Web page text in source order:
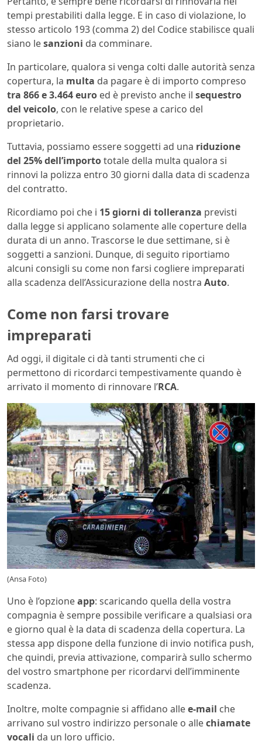
tempi prestabiliti dalla legge. E in caso di violazione, lo
stesso articolo 193 (comma 2) del Codice stabilisce quali
siano lesanzioni da comminare.
In particolare, qualora si venga colti dalle autorità senza
copertura, la multa da pagare è di importo compreso
tra 866 e 3.464 euro ed è previsto anche il sequestro
del veicolo, con le relative spese a carico del
proprietario.
Tuttavia, possiamo essere soggetti ad una riduzione
del 25% dell’importototale della multa qualora si
rinnovi la polizza entro 30 giorni dalla data di scadenza
del contratto.
Ricordiamo poi che i 15 giorni di tolleranza previsti
dalla legge si applicano solamente alle coperture della
durata di un anno. Trascorse le due settimane, si è
soggetti a sanzioni. Dunque, di seguito riportiamo
alcuni consigli su come non farsi cogliere impreparati
alla scadenza dell’Assicurazione della nostra Auto.
Come non farsi trovare
impreparati
Ad oggi, il digitale ci dà tanti strumenti che ci
permettono di ricordarci tempestivamente quando è
arrivato il momento di rinnovare l’RCA.
(Ansa Foto)
Uno è l’opzioneapp: scaricando quella della vostra
compagnia è sempre possibile verificare a qualsiasi ora
e giorno qual è la data di scadenza della copertura. La
stessa app dispone della funzione di invio notifica push,
che quindi, previa attivazione, comparirà sullo schermo
del vostro smartphone per ricordarvi dell’imminente
scadenza.
Inoltre, molte compagnie si affidano allee-mail che
arrivano sul vostro indirizzo personale o allechiamate
vocali da un loro ufficio.